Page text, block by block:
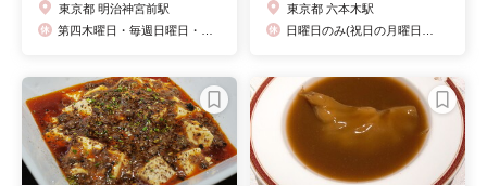
東京都 明治神宮前駅
東京都 六本木駅